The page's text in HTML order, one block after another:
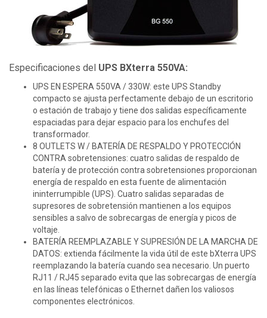
Especificaciones del UPS BXterra 550VA:
UPS EN ESPERA 550VA / 330W: este UPS Standby
compacto se ajusta perfectamente debajo de un escritorio
o estación de trabajo y tiene dos salidas específicamente
espaciadas para dejar espacio para los enchufes del
transformador.
8 OUTLETS W / BATERÍA DE RESPALDO Y PROTECCIÓN
CONTRA sobretensiones: cuatro salidas de respaldo de
batería y de protección contra sobretensiones proporcionan
energía de respaldo en esta fuente de alimentación
ininterrumpible (UPS). Cuatro salidas separadas de
supresores de sobretensión mantienen a los equipos
sensibles a salvo de sobrecargas de energía y picos de
voltaje.
BATERÍA REEMPLAZABLE Y SUPRESIÓN DE LA MARCHA DE
DATOS: extienda fácilmente la vida útil de este bXterra UPS
reemplazando la batería cuando sea necesario. Un puerto
RJ11 / RJ45 separado evita que las sobrecargas de energía
en las líneas telefónicas o Ethernet dañen los valiosos
componentes electrónicos.